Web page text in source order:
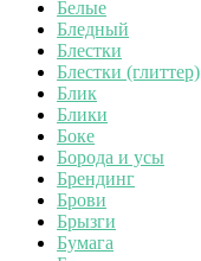
Белые
Бледный
Блестки
Блестки (глиттер)
Блик
Блики
Боке
Борода и усы
Брендинг
Брови
Брызги
Бумага